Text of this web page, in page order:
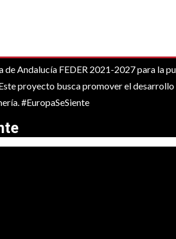
Andalucía FEDER 2021-2027 para la
proyecto busca promover el
#EuropaSeSiente